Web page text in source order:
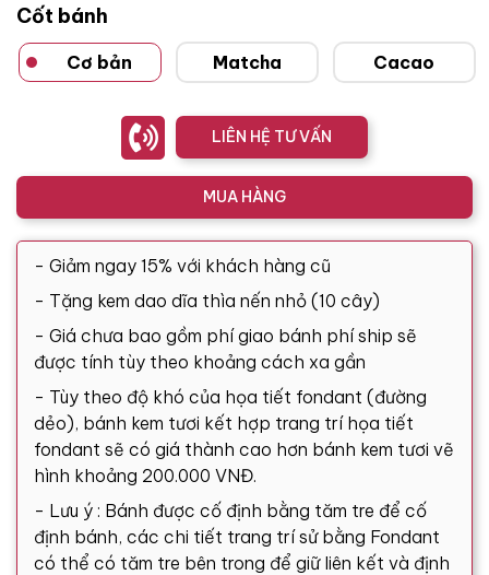
Cốt bánh
Cơ bản Matcha Cacao
LIÊN HỆ TƯ VẤN
MUA HÀNG
- Giảm ngay 15% với khách hàng cũ
- Tặng kem dao dĩa thìa nến nhỏ (10 cây)
- Giá chưa bao gồm phí giao bánh phí ship sẽ
được tính tùy theo khoảng cách xa gần
- Tùy theo độ khó của họa tiết fondant (đường
dẻo), bánh kem tươi kết hợp trang trí họa tiết
fondant sẽ có giá thành cao hơn bánh kem tươi vẽ
hình khoảng 200.000 VNĐ.
- Lưu ý : Bánh được cố định bằng tăm tre để cố
định bánh, các chi tiết trang trí sử bằng Fondant
có thể có tăm tre bên trong để giữ liên kết và định